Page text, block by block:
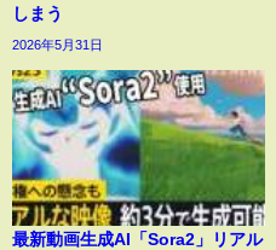
しまう
2026年5月31日
最新動画生成AI「Sora2」リアル